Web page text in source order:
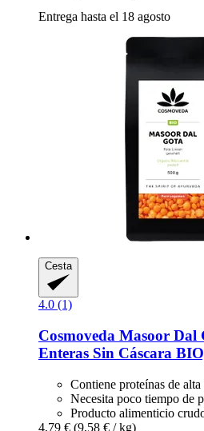
Entrega hasta el 18 agosto
Cesta
4.0 (1)
Cosmoveda Masoor Dal
Enteras Sin Cáscara
Contiene proteínas de alta
Necesita poco tiempo de
Producto alimenticio
4,79 € (9,58 € / kg)